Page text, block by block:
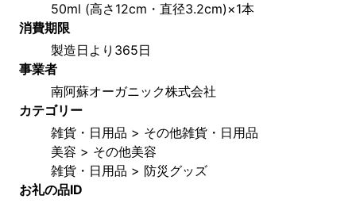
50ml (高さ12cm・直径3.2cm)×1本
消費期限
製造日より365日
事業者
南阿蘇オーガニック株式会社
カテゴリー
雑貨・日用品 > その他雑貨・日用品
美容 > その他美容
雑貨・日用品 > 防災グッズ
お礼の品ID